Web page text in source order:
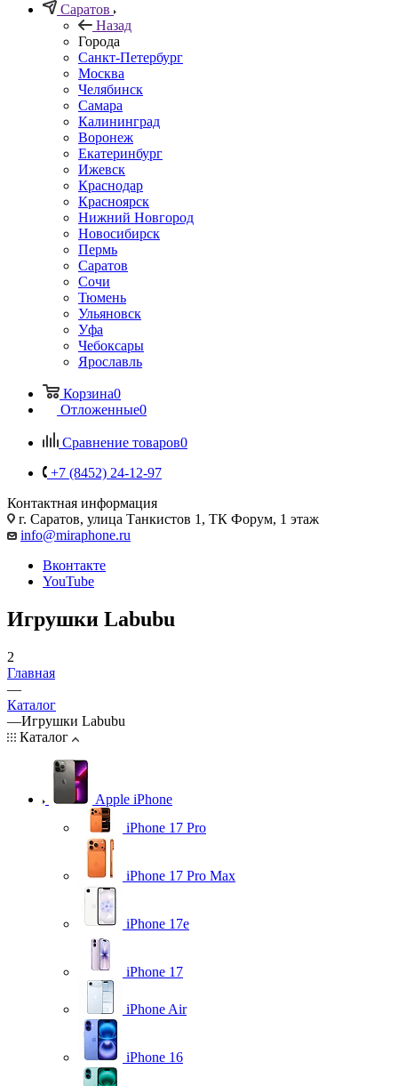
Саратов
Назад
Города
Санкт-Петербург
Москва
Челябинск
Самара
Калининград
Воронеж
Екатеринбург
Ижевск
Краснодар
Красноярск
Нижний Новгород
Новосибирск
Пермь
Саратов
Сочи
Тюмень
Ульяновск
Уфа
Чебоксары
Ярославль
Корзина0
Отложенные0
Сравнение товаров0
+7 (8452) 24-12-97
Контактная информация
г. Саратов, улица Танкистов 1, ТК Форум, 1 этаж
info@miraphone.ru
Вконтакте
YouTube
Игрушки Labubu
2
Главная
—
Каталог
—Игрушки Labubu
Каталог
Apple iPhone
iPhone 17 Pro
iPhone 17 Pro Max
iPhone 17e
iPhone 17
iPhone Air
iPhone 16